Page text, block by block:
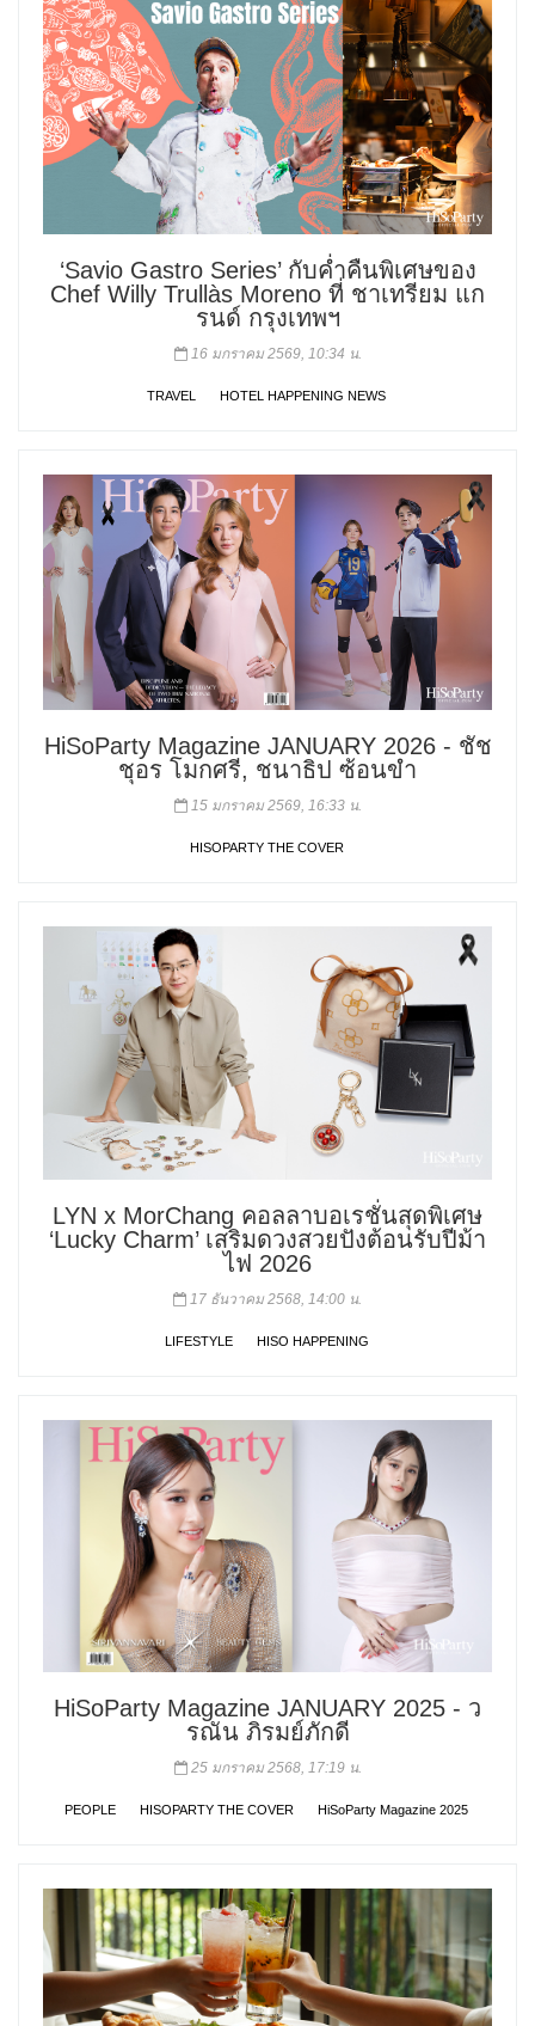
‘Savio Gastro Series’ กับค่ำคืนพิเศษของ
Chef Willy Trullàs Moreno ที่ ชาเทรียม แก
รนด์ กรุงเทพฯ
16 มกราคม 2569, 10:34 น.
TRAVEL HOTEL HAPPENING NEWS
HiSoParty Magazine JANUARY 2026 - ชัช
ชุอร โมกศรี, ชนาธิป ซ้อนขํา
15 มกราคม 2569, 16:33 น.
HISOPARTY THE COVER
LYN x MorChang คอลลาบอเรชั่นสุดพิเศษ
‘Lucky Charm’ เสริมดวงสวยปังต้อนรับปีม้า
ไฟ 2026
17 ธันวาคม 2568, 14:00 น.
LIFESTYLE HISO HAPPENING
HiSoParty Magazine JANUARY 2025 - ว
รณัน ภิรมย์ภักดี
25 มกราคม 2568, 17:19 น.
PEOPLE HISOPARTY THE COVER HiSoParty Magazine 2025